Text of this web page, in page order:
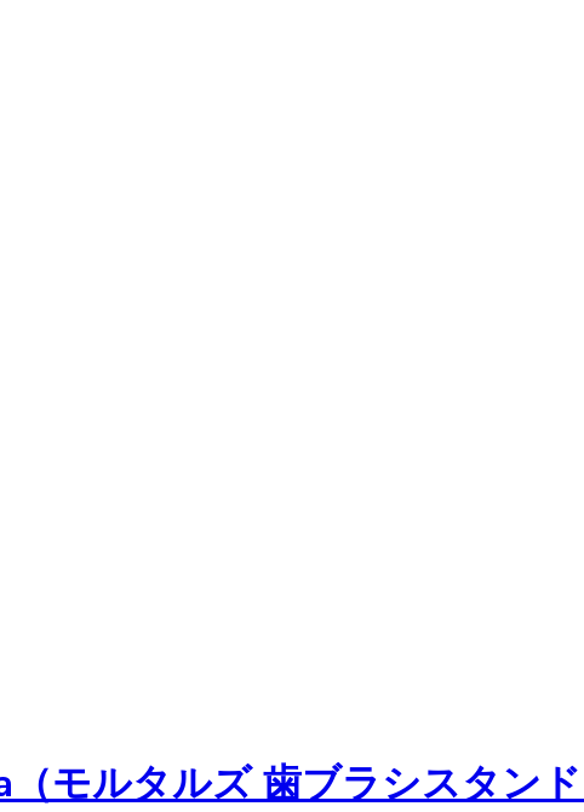
（モルタルズ 歯ブラシスタン